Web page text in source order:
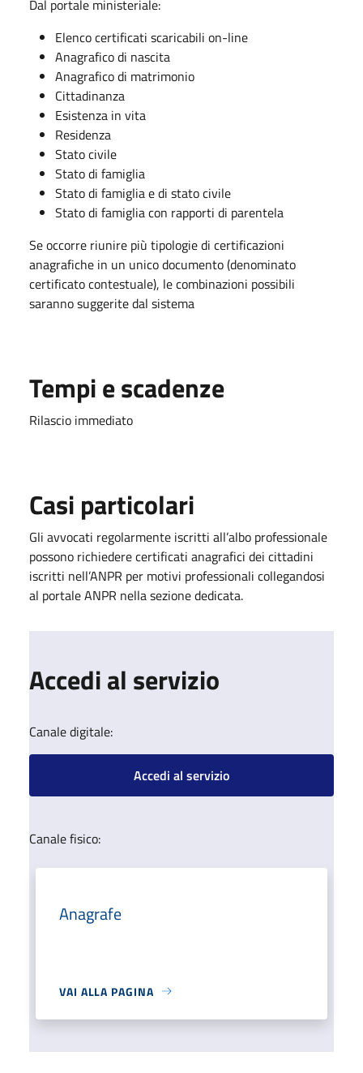
Dal portale ministeriale:
Elenco certificati scaricabili on-line
Anagrafico di nascita
Anagrafico di matrimonio
Cittadinanza
Esistenza in vita
Residenza
Stato civile
Stato di famiglia
Stato di famiglia e di stato civile
Stato di famiglia con rapporti di parentela
Se occorre riunire più tipologie di certificazioni
anagrafiche in un unico documento (denominato
certificato contestuale), le combinazioni possibili
saranno suggerite dal sistema
Tempi e scadenze
Rilascio immediato
Casi particolari
Gli avvocati regolarmente iscritti all’albo professionale
possono richiedere certificati anagrafici dei cittadini
iscritti nell’ANPR per motivi professionali collegandosi
al portale ANPR nella sezione dedicata.
Accedi al servizio
Canale digitale:
Accedi al servizio
Canale fisico:
Anagrafe
VAI ALLA PAGINA